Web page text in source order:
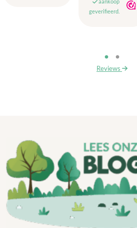
aankoop
geverifieerd.
Reviews